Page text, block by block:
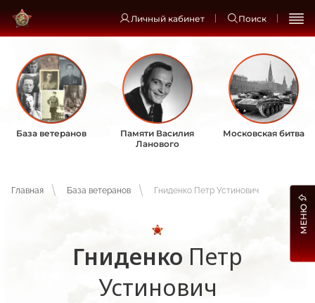
Личный кабинет Поиск
База ветеранов
Памяти Василия
Ланового
Московская битва
Главная База ветеранов Гниденко Петр Устинович
Гниденко Петр
Устинович
МЕНЮ